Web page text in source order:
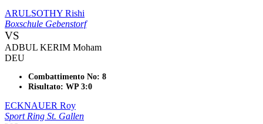
ARULSOTHY Rishi
Boxschule Gebenstorf
VS
ADBUL KERIM Moham
DEU
Combattimento No: 8
Risultato: WP 3:0
ECKNAUER Roy
Sport Ring St. Gallen